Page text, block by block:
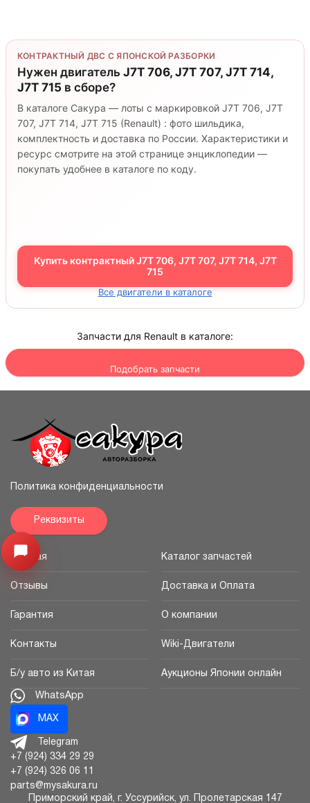
КОНТРАКТНЫЙ ДВС С ЯПОНСКОЙ РАЗБОРКИ
Нужен двигатель J7T 706, J7T 707, J7T 714,
J7T 715 в сборе?
В каталоге Сакура — лоты с маркировкой J7T 706, J7T
707, J7T 714, J7T 715 (Renault) : фото шильдика,
комплектность и доставка по России. Характеристики и
ресурс смотрите на этой странице энциклопедии —
покупать удобнее в каталоге по коду.
Купить контрактный J7T 706, J7T 707, J7T 714, J7T
715
Все двигатели в каталоге
Запчасти для Renault в каталоге:
Подобрать запчасти
Узнайте цену запчасти ->
Политика конфиденциальности
Реквизиты
Главная Каталог запчастей
Отзывы Доставка и Оплата
Гарантия О компании
Контакты Wiki-Двигатели
Б/у авто из Китая Аукционы Японии онлайн
WhatsApp
MAX
Telegram
+7 (924) 334 29 29
+7 (924) 326 06 11
parts@mysakura.ru
Приморский край, г. Уссурийск, ул. Пролетарская 147